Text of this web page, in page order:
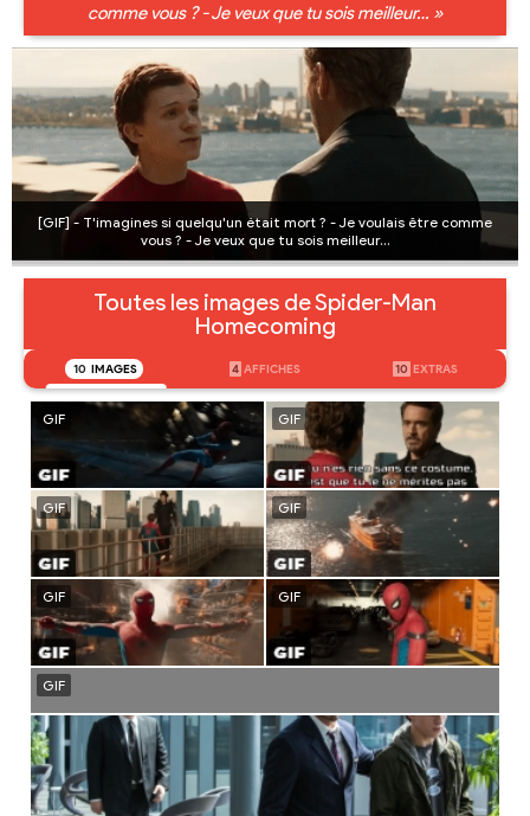
comme vous ? - Je veux que tu sois meilleur… »
[GIF] - T'imagines si quelqu'un était mort ? - Je voulais être comme
vous ? - Je veux que tu sois meilleur…
Toutes les images de Spider-Man
Homecoming
10 IMAGES 4 AFFICHES 10 EXTRAS